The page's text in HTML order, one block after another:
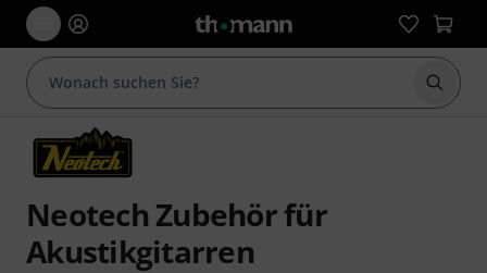
Suche
Neotech Zubehör für
Akustikgitarren